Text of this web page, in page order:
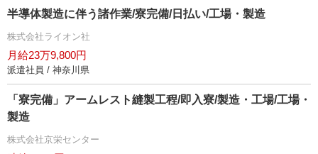
半導体製造に伴う諸作業/寮完備/日払い/工場・製造
株式会社ライオン社
月給23万9,800円
派遣社員 / 神奈川県
「寮完備」アームレスト縫製工程/即入寮/製造・工場/工場・
製造
株式会社京栄センター